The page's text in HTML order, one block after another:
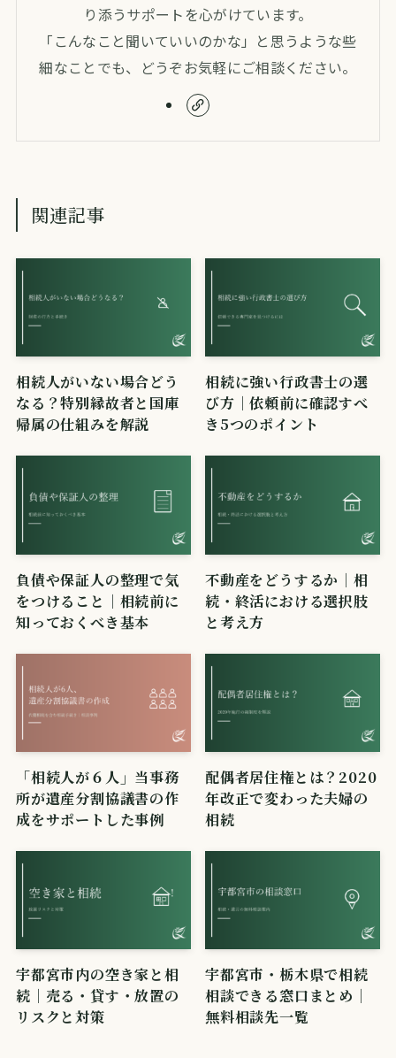
り添うサポートを心がけています。
「こんなこと聞いていいのかな」と思うような些
細なことでも、どうぞお気軽にご相談ください。
関連記事
相続人がいない場合どう
なる？特別縁故者と国庫
帰属の仕組みを解説
相続に強い行政書士の選
び方｜依頼前に確認すべ
き5つのポイント
負債や保証人の整理で気
をつけること｜相続前に
知っておくべき基本
不動産をどうするか｜相
続・終活における選択肢
と考え方
「相続人が６人」当事務
所が遺産分割協議書の作
成をサポートした事例
配偶者居住権とは？2020
年改正で変わった夫婦の
相続
宇都宮市内の空き家と相
続｜売る・貸す・放置の
リスクと対策
宇都宮市・栃木県で相続
相談できる窓口まとめ｜
無料相談先一覧